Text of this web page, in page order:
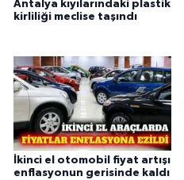
Antalya kıyılarındaki plastik
kirliliği meclise taşındı
İkinci el otomobil fiyat artışı
enflasyonun gerisinde kaldı